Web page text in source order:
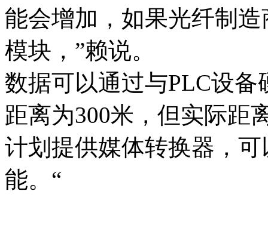
能会增加，如果光纤制
模块，”赖说。
数据可以通过与PLC设
距离为300米，但实际距
计划提供媒体转换器，
能。“